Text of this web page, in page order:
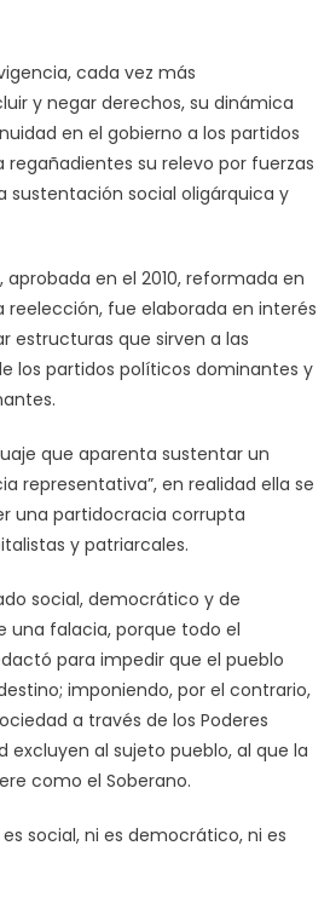
cada vez más
y negar derechos, su dinámica
en el gobierno a los partidos
su relevo por fuerzas
sustentación social oligárquica y
en el 2010, reformada en
reelección, fue elaborada en interés
estructuras que sirven a las
los partidos políticos dominantes y
que aparenta sustentar un
representativa”, en realidad ella se
una partidocracia corrupta
y patriarcales.
social, democrático y de
una falacia, porque todo el
para impedir que el pueblo
imponiendo, por el contrario,
a través de los Poderes
excluyen al sujeto pueblo, al que la
como el Soberano.
social, ni es democrático, ni es